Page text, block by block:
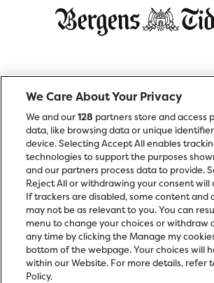
We Care About Your Privacy
We and our128 partners store and access
data, like browsing data or unique
device. Selecting Accept All enables
technologies to support the purposes
and our partners process data to provide.
Reject All or withdrawing your consent will
If trackers are disabled, some content and
may not be as relevant to you. You can
menu to change your choices or withdraw
any time by clicking the Manage my
bottom of the webpage. Your choices will
within our Website. For more details, refer
Policy.